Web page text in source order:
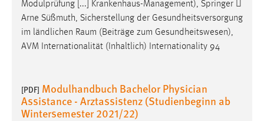
Modulprüfung [...] Krankenhaus-Management), Springer 
Arne Süßmuth, Sicherstellung der Gesundheitsversorgung
im ländlichen Raum (Beiträge zum Gesundheitswesen),
AVM Internationalität (Inhaltlich) Internationality 94
[PDF] Modulhandbuch Bachelor Physician
Assistance - Arztassistenz (Studienbeginn ab
Wintersemester 2021/22)